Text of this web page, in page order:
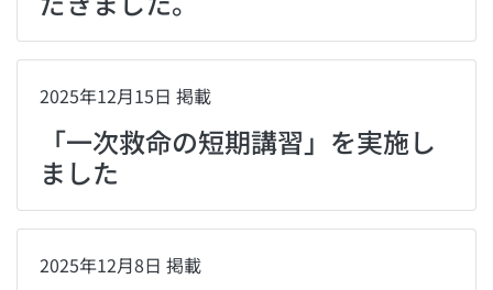
2025年12月15日 掲載
「一次救命の短期講習」を実施し
ました
2025年12月8日 掲載